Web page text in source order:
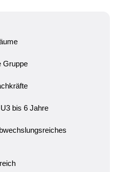
Gruppe
bis 6 Jahre